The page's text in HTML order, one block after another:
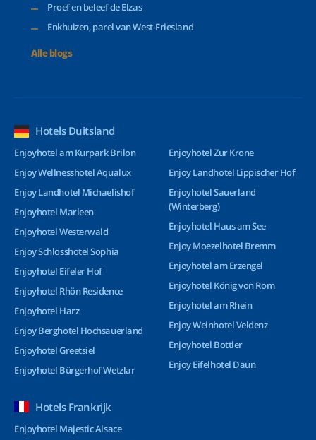
Proef en beleef de Elzas
Enkhuizen, parel van West-Friesland
Alle blogs
Hotels Duitsland
Enjoyhotel am Kurpark Brilon
Enjoy Wellnesshotel Aqualux
Enjoy Landhotel Michaelishof
Enjoyhotel Marleen
Enjoyhotel Westerwald
Enjoy Schlosshotel Sophia
Enjoyhotel Eifeler Hof
Enjoyhotel Rhön Residence
Enjoyhotel Harz
Enjoy Berghotel Hochsauerland
Enjoyhotel Greetsiel
Enjoyhotel Bürgerhof Wetzlar
Enjoyhotel Zur Krone
Enjoy Landhotel Lippischer Hof
Enjoyhotel Sauerland
(Winterberg)
Enjoyhotel Haus am See
Enjoy Moezelhotel Bremm
Enjoyhotel am Erzengel
Enjoyhotel König von Rom
Enjoyhotel am Rhein
Enjoy Weinhotel Veldenz
Enjoyhotel Bottler
Enjoy Eifelhotel Daun
Hotels Frankrijk
Enjoyhotel Majestic Alsace